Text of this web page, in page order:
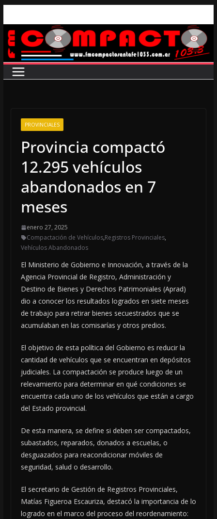
al
contenido
PROVINCIALES
Provincia compactó
12.295 vehículos
abandonados en 7
meses
enero 27, 2025
Compactación de Vehículos,Registros Provinciales,
Vehículos Abandonados
El Ministerio de Gobierno e Innovación, a través de la
Agencia Provincial de Registro, Administración y
Destino de Bienes y Derechos Patrimoniales (Aprad)
dio a conocer los resultados logrados en siete meses
de trabajo para retirar bienes secuestrados que se
acumulaban en las comisarías y otros predios.
El objetivo de esta política del Gobierno es reducir la
cantidad de vehículos que se encuentran en depósitos
judiciales. La compactación se produce luego de un
relevamiento para determinar en qué condiciones se
encuentra cada uno de los vehículos que están a cargo
del Estado provincial.
De esta manera, se define si deben ser compactados,
subastados, reparados, donados a escuelas, o
desguazados para reacondicionar móviles de
seguridad, salud o desarrollo.
El secretario de Gestión de Registros Provinciales,
Matías Figueroa Escauriza, destacó la importancia de lo
logrado en el marco del proceso del reordenamiento: